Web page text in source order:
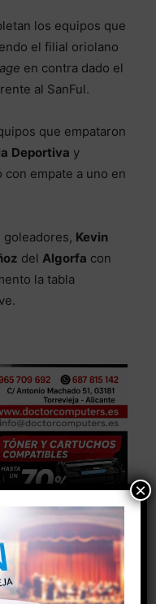
los equipos que
el filial oriolano
en contra dado el
al SanFul.
que empataron
Deportiva y
empate a uno en
goleadores, Kevin
del Algorfa con
la tabla
×